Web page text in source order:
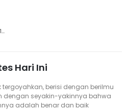
Hari Ini
berisi dengan berilmu
dengan seyakin-yakinnya bahwa
adalah benar dan baik